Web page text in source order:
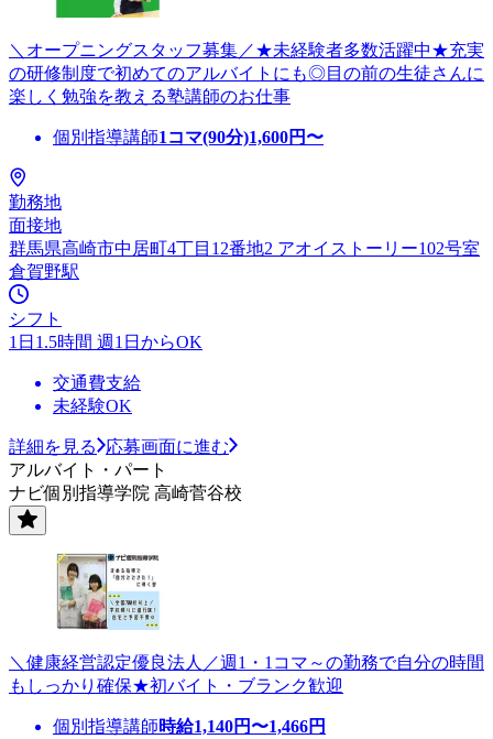
＼オープニングスタッフ募集／★未経験者多数活躍中★充実
の研修制度で初めてのアルバイトにも◎目の前の生徒さんに
楽しく勉強を教える塾講師のお仕事
個別指導講師1コマ(90分)1,600円〜
勤務地
面接地
群馬県高崎市中居町4丁目12番地2 アオイストーリー102号室
倉賀野駅
シフト
1日1.5時間 週1日からOK
交通費支給
未経験OK
詳細を見る
応募画面に進む
アルバイト・パート
ナビ個別指導学院 高崎菅谷校
＼健康経営認定優良法人／週1・1コマ～の勤務で自分の時間
もしっかり確保★初バイト・ブランク歓迎
個別指導講師時給1,140円〜1,466円